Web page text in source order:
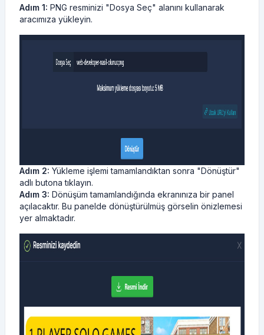
Adım 1: PNG resminizi "Dosya Seç" alanını kullanarak
aracımıza yükleyin.
Adım 2: Yükleme işlemi tamamlandıktan sonra "Dönüştür"
adlı butona tıklayın.
Adım 3: Dönüşüm tamamlandığında ekranınıza bir panel
açılacaktır. Bu panelde dönüştürülmüş görselin önizlemesi
yer almaktadır.